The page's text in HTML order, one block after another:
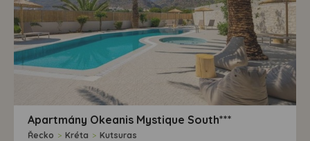
Apartmány Okeanis Mystique South***
Řecko > Kréta > Kutsuras